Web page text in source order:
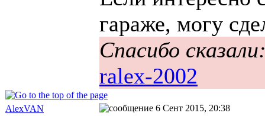
гараже, могу
Спасибо
ralex-2002
AlexVAN 6 Сент 2015, 20:38